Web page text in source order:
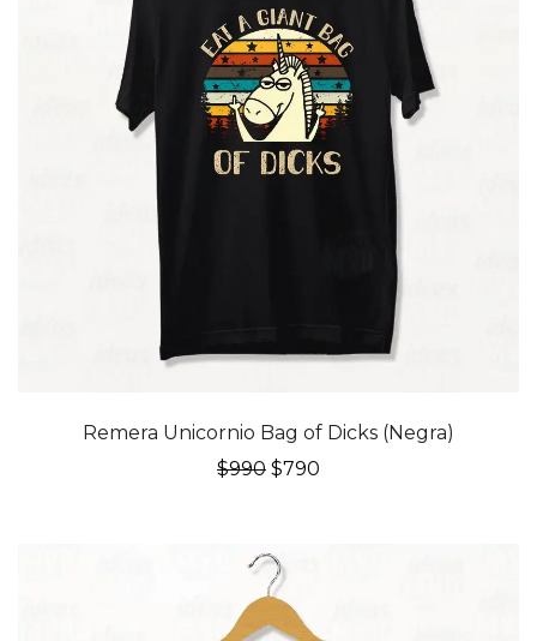
20% OFFRemera Unicornio Bag of Dicks (Negra)
$990 El
$990.
$790